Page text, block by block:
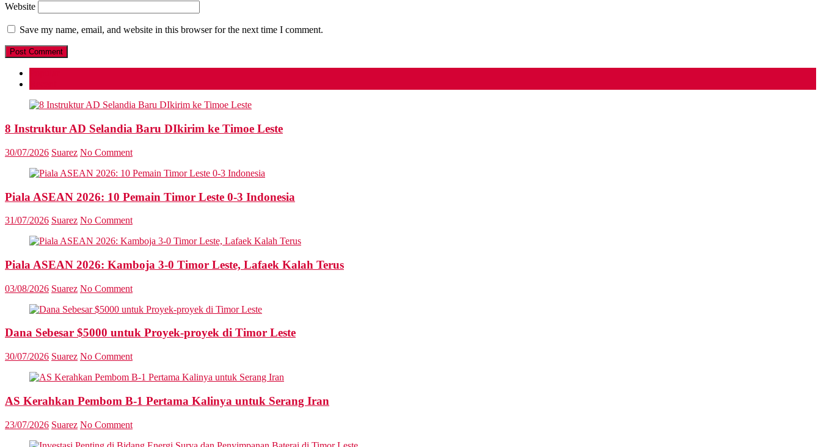
Website
Save my name, email, and website in this browser for the next time I comment.
8 Instruktur AD Selandia Baru DIkirim ke Timoe Leste
30/07/2026 Suarez No Comment
Piala ASEAN 2026: 10 Pemain Timor Leste 0-3 Indonesia
31/07/2026 Suarez No Comment
Piala ASEAN 2026: Kamboja 3-0 Timor Leste, Lafaek Kalah Terus
03/08/2026 Suarez No Comment
Dana Sebesar $5000 untuk Proyek-proyek di Timor Leste
30/07/2026 Suarez No Comment
AS Kerahkan Pembom B-1 Pertama Kalinya untuk Serang Iran
23/07/2026 Suarez No Comment